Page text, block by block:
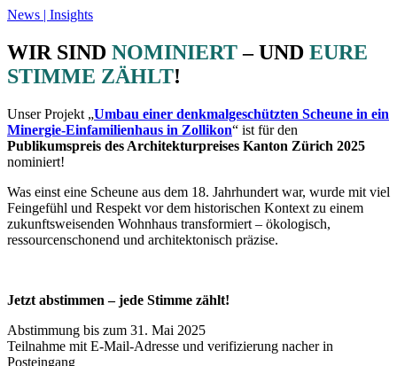
News | Insights
WIR SIND NOMINIERT– UND EURE
STIMME ZÄHLT!
Unser Projekt „Umbau einer denkmalgeschützten Scheune in ein
Minergie-Einfamilienhaus in Zollikon“ ist für den
Publikumspreis des Architekturpreises Kanton Zürich 2025
nominiert!
Was einst eine Scheune aus dem 18. Jahrhundert war, wurde mit viel
Feingefühl und Respekt vor dem historischen Kontext zu einem
zukunftsweisenden Wohnhaus transformiert – ökologisch,
ressourcenschonend und architektonisch präzise.
Jetzt abstimmen – jede Stimme zählt!
Abstimmung bis zum 31. Mai 2025
Teilnahme mit E-Mail-Adresse und verifizierung nacher in
Posteingang